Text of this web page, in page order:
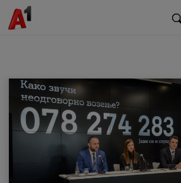
МК EN SQ
Деловни